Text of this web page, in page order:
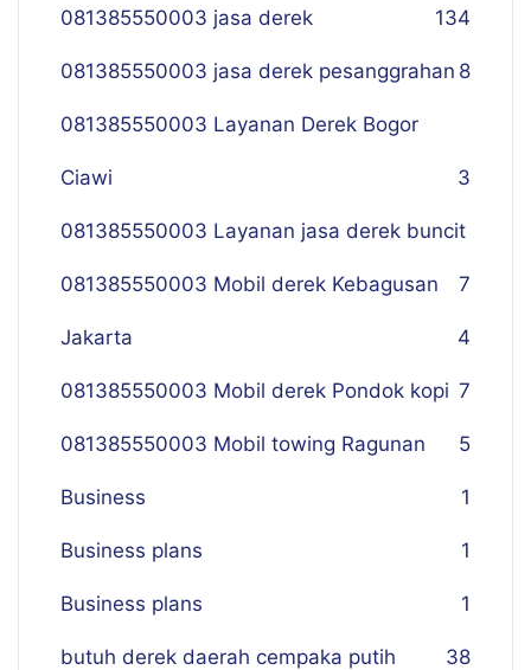
081385550003 jasa derek 134
081385550003 jasa derek pesanggrahan 8
081385550003 Layanan Derek Bogor
Ciawi 3
081385550003 Layanan jasa derek buncit
7
081385550003 Mobil derek Kebagusan
Jakarta 4
081385550003 Mobil derek Pondok kopi 7
081385550003 Mobil towing Ragunan 5
Business 1
Business plans 1
Business plans 1
butuh derek daerah cempaka putih 38